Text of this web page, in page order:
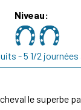
Niveau
- 5 1/2
le superbe